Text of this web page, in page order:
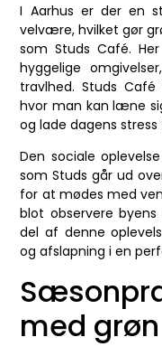
I Aarhus er der en
velvære, hvilket gør
som Studs Café.
hyggelige
travlhed. Studs
hvor man kan læne
og lade dagens stress
Den sociale
som Studs går ud
for at mødes med
blot observere
del af denne
og afslapning i en
med